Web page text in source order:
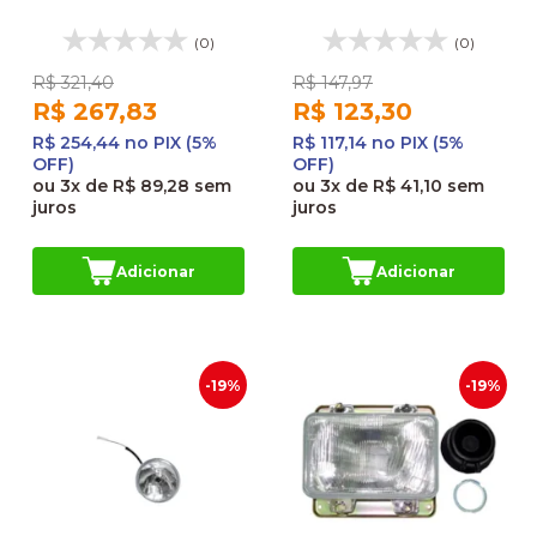
(0)
R$ 321,40
R$ 267,83
R$ 254,44 no PIX (5%
OFF)
ou 3x de R$ 89,28 sem
juros
Adicionar
PLUSS 92160014002(0)
R$ 147,97
R$ 123,30
R$ 117,14 no PIX (5%
OFF)
ou 3x de R$ 41,10 sem
juros
Adicionar
-19% -19%